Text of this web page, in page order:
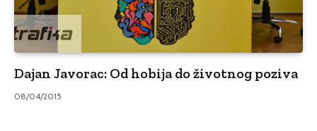
Dajan Javorac: Od hobija do životnog poziva
08/04/2015